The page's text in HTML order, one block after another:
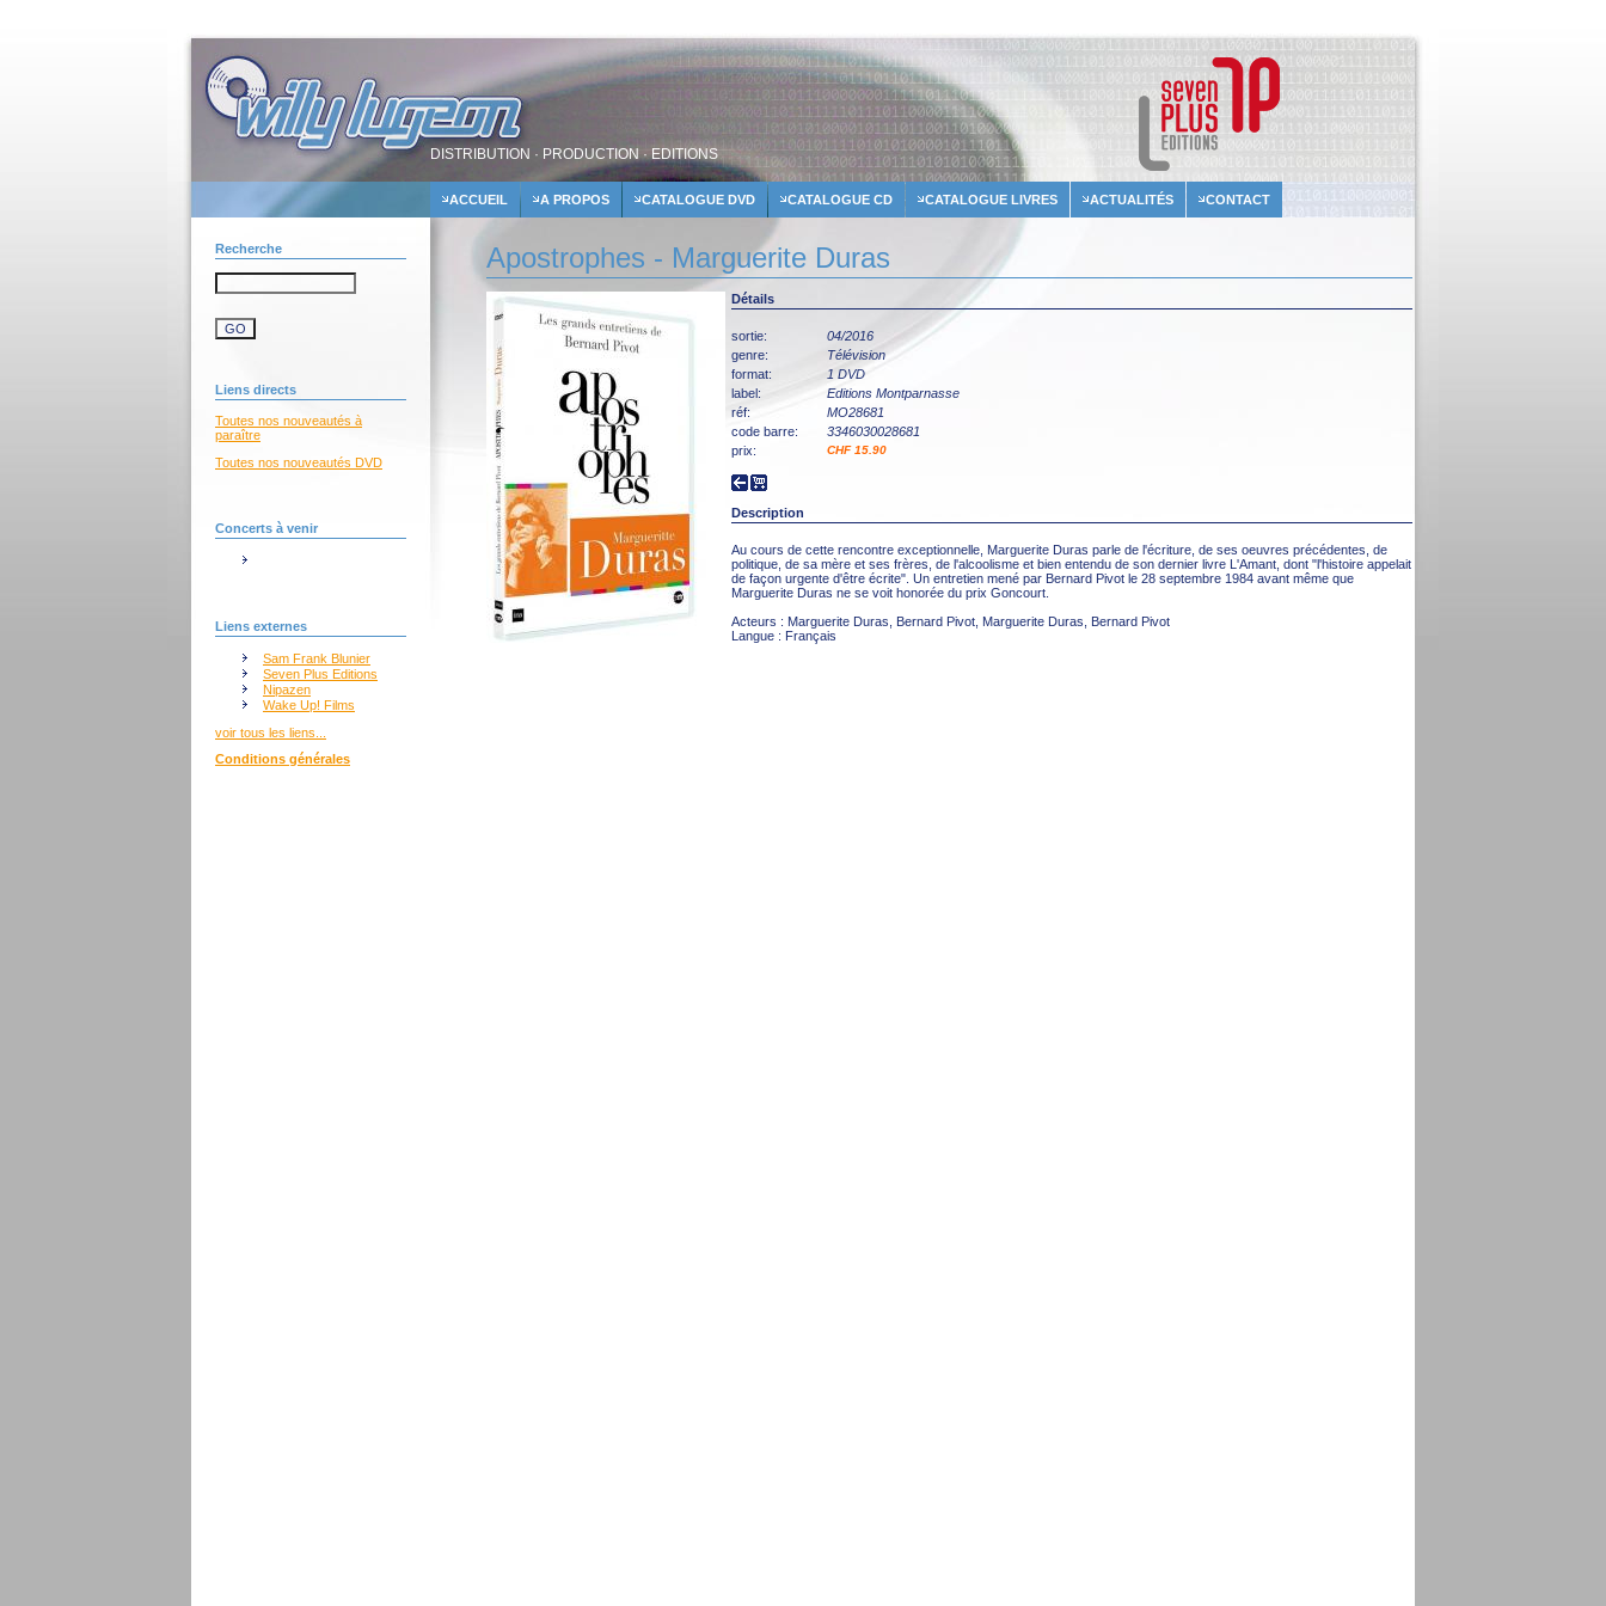
DISTRIBUTION · PRODUCTION · EDITIONS
ACCUEIL A PROPOS CATALOGUE DVD CATALOGUE CD CATALOGUE LIVRES ACTUALITÉS CONTACT
Recherche
Liens directs
Toutes nos nouveautés à
paraître
Toutes nos nouveautés DVD
Concerts à venir
Liens externes
Sam Frank Blunier
Seven Plus Editions
Nipazen
Wake Up! Films
voir tous les liens...
Conditions générales
Apostrophes - Marguerite Duras
Détails
sortie:
04/2016
genre:
Télévision
format:
1 DVD
label:
Editions Montparnasse
réf:
MO28681
code barre:
3346030028681
prix:
CHF 15.90
Description
Au cours de cette rencontre exceptionnelle, Marguerite Duras parle de l'écriture, de ses oeuvres précédentes, de
politique, de sa mère et ses frères, de l'alcoolisme et bien entendu de son dernier livre L'Amant, dont "l'histoire appelait
de façon urgente d'être écrite". Un entretien mené par Bernard Pivot le 28 septembre 1984 avant même que
Marguerite Duras ne se voit honorée du prix Goncourt.
Acteurs : Marguerite Duras, Bernard Pivot, Marguerite Duras, Bernard Pivot
Langue : Français